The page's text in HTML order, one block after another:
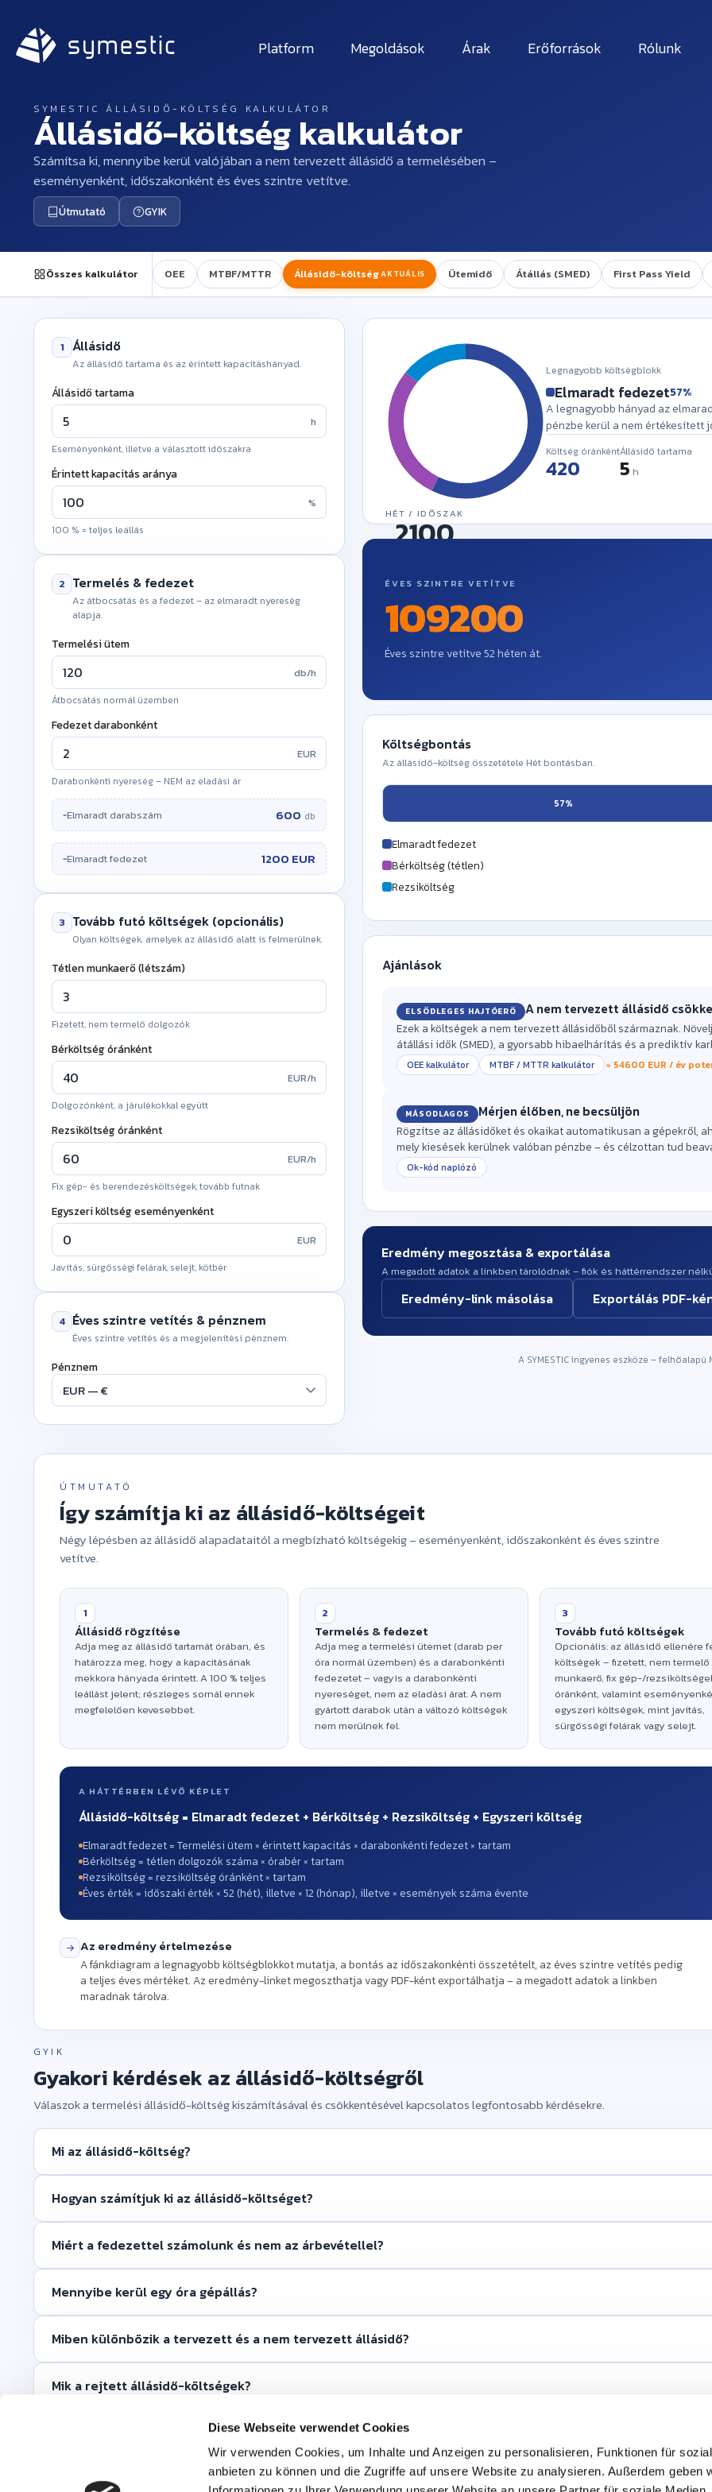
Diese Webseite verwendet Cookies
Wir verwenden Cookies, um Inhalte und Anzeigen zu personalisieren, Funktionen für
anbieten zu können und die Zugriffe auf unsere Website zu analysieren. Außerdem geben
Platform Megoldások Árak Erőforrások Rólunk
SYMESTIC ÁLLÁSIDŐ-KÖLTSÉG KALKULÁTOR
Állásidő-költség kalkulátor
Számítsa ki, mennyibe kerül valójában a nem tervezett állásidő a termelésében –
eseményenként, időszakonként és éves szintre vetítve.
Útmutató GYIK
Összes kalkulátor OEE MTBF/MTTR Állásidő-költségAKTUÁLIS Ütemidő Átállás (SMED) First Pass Yield
1 Állásidő
Az állásidő tartama és az érintett kapacitáshányad.
Állásidő tartama
h
!
Eseményenként, illetve a választott időszakra
Érintett kapacitás aránya
%
!
100 % = teljes leállás
2 Termelés & fedezet
Az átbocsátás és a fedezet – az elmaradt nyereség
alapja.
Termelési ütem
db/h
!
Átbocsátás normál üzemben
Fedezet darabonként
EUR
!
Darabonkénti nyereség – NEM az eladási ár
=Elmaradt darabszám 600 db
=Elmaradt fedezet 1200 EUR
3 Tovább futó költségek (opcionális)
Olyan költségek, amelyek az állásidő alatt is felmerülnek.
Tétlen munkaerő (létszám)
!
Fizetett, nem termelő dolgozók
Bérköltség óránként
EUR/h
!
Dolgozónként, a járulékokkal együtt
Rezsiköltség óránként
EUR/h
!
Fix gép- és berendezésköltségek, tovább futnak
Egyszeri költség eseményenként
EUR
!
Javítás, sürgősségi felárak, selejt, kötbér
4 Éves szintre vetítés & pénznem
Éves szintre vetítés és a megjelenítési pénznem.
Események száma évente
!
Az éves szintre vetítéshez
Pénznem
HÉT / IDŐSZAK
Legnagyobb költségblokk
Elmaradt fedezet57%
A legnagyobb hányad az
pénzbe kerül a nem értékesített
Költség óránkéntÁllásidő tartama
5 h
ÉVES SZINTRE VETÍTVE
Éves szintre vetítve 52 héten át.
∑ Éves szintre vetítés
Adja meg bal oldalon az események éves számát, hogy lássa
Költségbontás
Az állásidő-költség összetétele Hét bontásban.
57%
Elmaradt fedezet
Bérköltség (tétlen)
Rezsiköltség
lennének.
Ajánlások
ELSŐDLEGES HAJTÓERŐ A nem tervezett állásidő
Ezek a költségek a nem tervezett állásidőből származnak.
átállási idők (SMED), a gyorsabb hibaelhárítás és a prediktív
OEE kalkulátor MTBF / MTTR kalkulátor ≈ 54600 EUR / év
MÁSODLAGOS Mérjen élőben, ne becsüljön
Rögzítse az állásidőket és okaikat automatikusan a gépekről,
mely kiesések kerülnek valóban pénzbe – és célzottan tud
Ok-kód naplózó
Eredmény megosztása & exportálása
A megadott adatok a linkben tárolódnak – fiók és háttérrendszer
Eredmény-link másolása Exportálás PDF-
A SYMESTIC ingyenes eszköze –
ÚTMUTATÓ
Így számítja ki az állásidő-költségeit
Négy lépésben az állásidő alapadataitól a megbízható költségekig – eseményenként, időszakonként és éves szintre
vetítve.
1
Állásidő rögzítése
Adja meg az állásidő tartamát órában, és
határozza meg, hogy a kapacitásának
mekkora hányada érintett. A 100 % teljes
leállást jelent; részleges sornál ennek
megfelelően kevesebbet.
2
Termelés & fedezet
Adja meg a termelési ütemet (darab per
óra normál üzemben) és a darabonkénti
fedezetet – vagyis a darabonkénti
nyereséget, nem az eladási árat. A nem
gyártott darabok után a változó költségek
nem merülnek fel.
3
Tovább futó költségek
Opcionális: az állásidő ellenére
költségek – fizetett, nem termelő
munkaerő, fix gép-/
óránként, valamint
egyszeri költségek, mint javítás,
sürgősségi felárak vagy selejt.
A HÁTTÉRBEN LÉVŐ KÉPLET
Állásidő-költség = Elmaradt fedezet + Bérköltség + Rezsiköltség + Egyszeri költség
Elmaradt fedezet = Termelési ütem × érintett kapacitás × darabonkénti fedezet × tartam
Bérköltség = tétlen dolgozók száma × órabér × tartam
Rezsiköltség = rezsiköltség óránként × tartam
Éves érték = időszaki érték × 52 (hét), illetve × 12 (hónap), illetve × események száma évente
Az eredmény értelmezése
A fánkdiagram a legnagyobb költségblokkot mutatja, a bontás az időszakonkénti összetételt, az éves szintre vetítés pedig
a teljes éves mértéket. Az eredmény-linket megoszthatja vagy PDF-ként exportálhatja – a megadott adatok a linkben
maradnak tárolva.
GYIK
Gyakori kérdések az állásidő-költségről
Válaszok a termelési állásidő-költség kiszámításával és csökkentésével kapcsolatos legfontosabb kérdésekre.
Mi az állásidő-költség?
Hogyan számítjuk ki az állásidő-költséget?
Miért a fedezettel számolunk és nem az árbevétellel?
Mennyibe kerül egy óra gépállás?
Miben különbözik a tervezett és a nem tervezett állásidő?
Mik a rejtett állásidő-költségek?
Hogyan csökkenthető az állásidő-költség?
Mi köze az OEE-nek az állásidő-költséghez?